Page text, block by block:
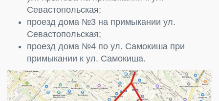
Севастопольская;
проезд дома №3 на примыкании ул.
Севастопольская;
проезд дома №4 по ул. Самокиша при
примыкании к ул. Самокиша.